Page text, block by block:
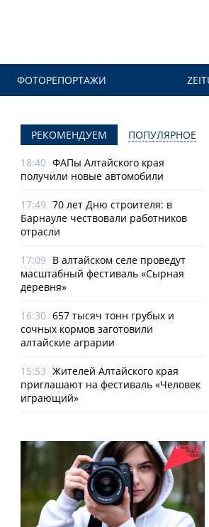
ФОТОРЕПОРТАЖИ
РЕКОМЕНДУЕМ ПОПУЛЯРНОЕ
18:40 ФАПы Алтайского края
получили новые автомобили
17:49 70 лет Дню строителя: в
Барнауле чествовали работников
отрасли
17:09 В алтайском селе проведут
масштабный фестиваль «Сырная
деревня»
16:30 657 тысяч тонн грубых и
сочных кормов заготовили
алтайские аграрии
15:53 Жителей Алтайского края
приглашают на фестиваль «Человек
играющий»